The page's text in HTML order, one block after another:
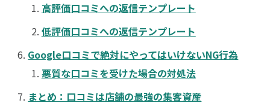
高評価口コミへの返信テンプレート
低評価口コミへの返信テンプレート
Google口コミで絶対にやってはいけないNG行為
悪質な口コミを受けた場合の対処法
まとめ：口コミは店舗の最強の集客資産